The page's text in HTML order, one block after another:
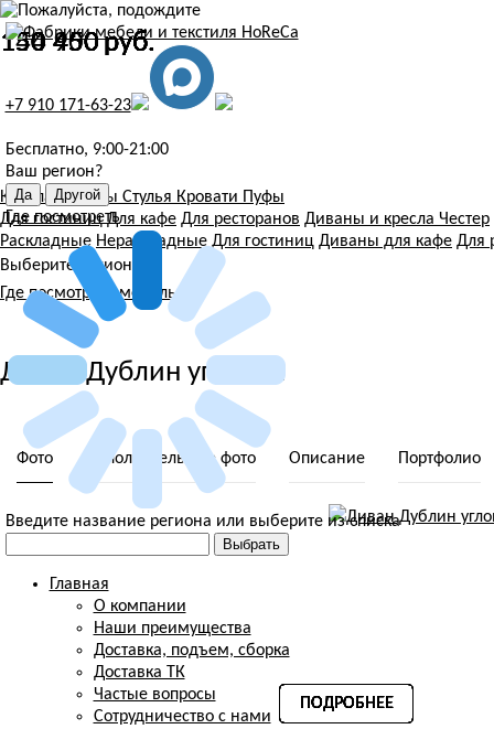
+7 910 171-63-23
Бесплатно, 9:00-21:00
Ваш регион?
Где посмотреть
Введите название региона или выберите из списка
Главная
О компании
Наши преимущества
Доставка, подъем, сборка
Доставка ТК
Частые вопросы
Сотрудничество с нами
КреслаДиваны Стулья Кровати Пуфы
Для гостиниц Для кафе Для ресторанов Диваны и кресла Честер
Раскладные Нераскладные Для гостиниц Диваны для кафе Для
Выберите регион
Где посмотреть мебель
Диван Дублин угловой
Фото Дополнительные фото Описание Портфолио
150 450руб.
144 900руб.
150 450руб.
150 450руб.
150 450руб.
150 450руб.
150 450руб.
150 450руб.
ПОДРОБНЕЕ
ПОДРОБНЕЕ
ПОДРОБНЕЕ
ПОДРОБНЕЕ
ПОДРОБНЕЕ
ПОДРОБНЕЕ
ПОДРОБНЕЕ
ПОДРОБНЕЕ